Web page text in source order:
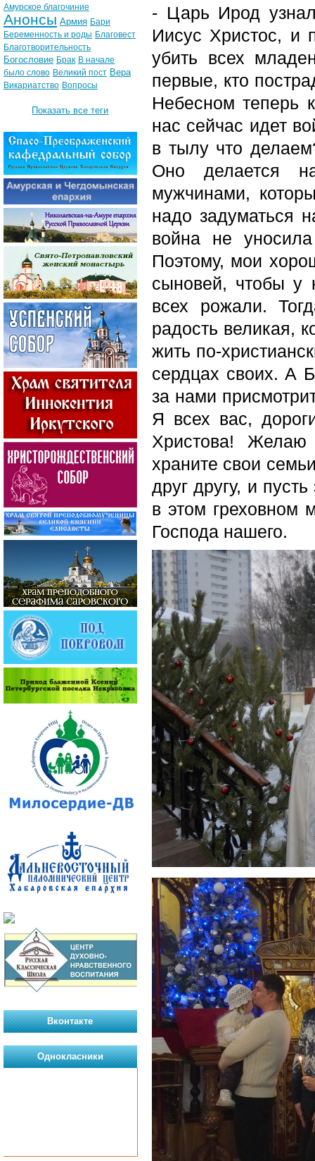
- Царь Ирод
Иисус Христос, и
убить всех
первые, кто
Небесном теперь
нас сейчас идет
в тылу что
Оно делается
мужчинами,
надо задуматься
война не
Поэтому, мои
сыновей, чтобы у
всех рожали.
радость великая,
жить по-
сердцах своих. А
за нами
Я всех вас,
Христова!
храните свои
друг другу, и
в этом греховном
Господа нашего.
Амурское благочиние
Анонсы Армия Бари
Беременность и роды Благовест
Благотворительность
Богословие Брак В начале
было слово Великий пост Вера
Викариатство Вопросы
Показать все теги
Вконтакте
Однокласники